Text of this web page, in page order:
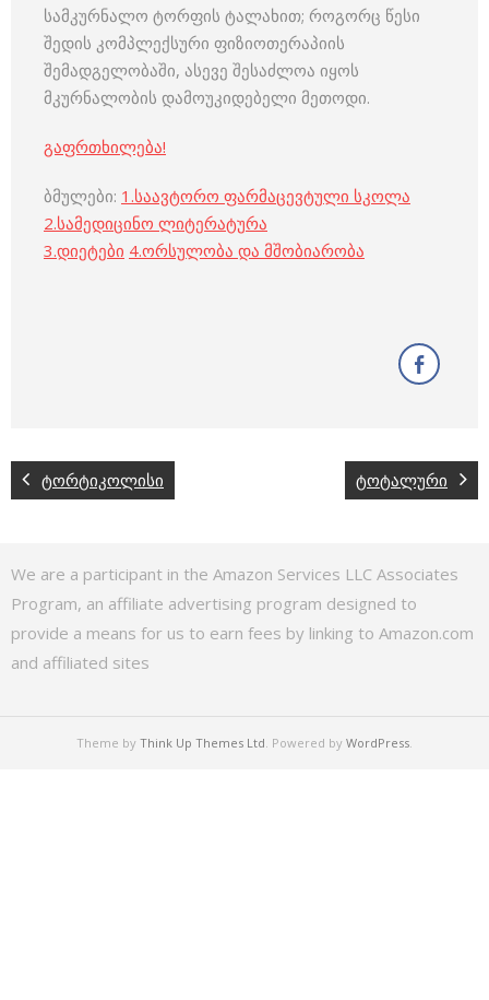
სამკურნალო ტორფის ტალახით; როგორც წესი
შედის კომპლექსური ფიზიოთერაპიის
შემადგელობაში, ასევე შესაძლოა იყოს
მკურნალობის დამოუკიდებელი მეთოდი.
გაფრთხილება!
ბმულები: 1.საავტორო ფარმაცევტული სკოლა
2.სამედიცინო ლიტერატურა
3.დიეტები 4.ორსულობა და მშობიარობა
ტორტიკოლისი ტოტალური
We are a participant in the Amazon Services LLC Associates
Program, an affiliate advertising program designed to
provide a means for us to earn fees by linking to Amazon.com
and affiliated sites
Theme by Think Up Themes Ltd. Powered by WordPress.